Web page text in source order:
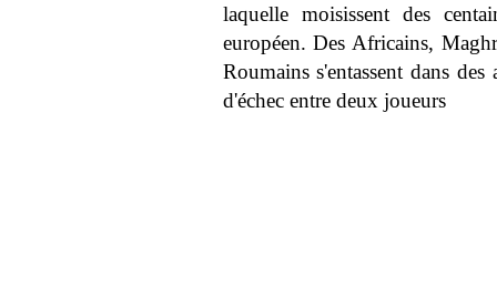
laquelle moisissent des
européen. Des Africains,
Roumains s'entassent dans
d'échec entre deux joueurs